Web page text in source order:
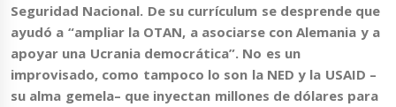
Seguridad Nacional. De su currículum se desprende que
ayudó a “ampliar la OTAN, a asociarse con Alemania y a
apoyar una Ucrania democrática”. No es un
improvisado, como tampoco lo son la NED y la USAID –
su alma gemela– que inyectan millones de dólares para